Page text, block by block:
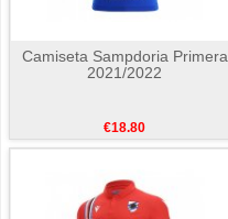
Camiseta Sampdoria Primera
2021/2022
€18.80